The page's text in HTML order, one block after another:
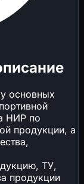
основных
НИР по
продукции, а
ТУ,
продукции